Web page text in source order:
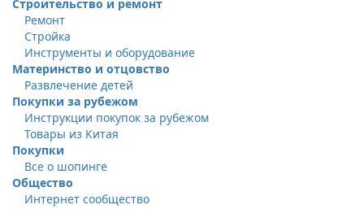
Строительство и ремонт
Ремонт
Стройка
Инструменты и оборудование
Материнство и отцовство
Развлечение детей
Покупки за рубежом
Инструкции покупок за рубежом
Товары из Китая
Покупки
Все о шопинге
Общество
Интернет сообщество